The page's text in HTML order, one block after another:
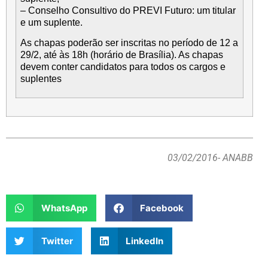
– Conselho Consultivo do PREVI Futuro: um titular
e um suplente.
As chapas poderão ser inscritas no período de 12 a
29/2, até às 18h (horário de Brasília). As chapas
devem conter candidatos para todos os cargos e
suplentes
03/02/2016- ANABB
WhatsApp Facebook
Twitter LinkedIn